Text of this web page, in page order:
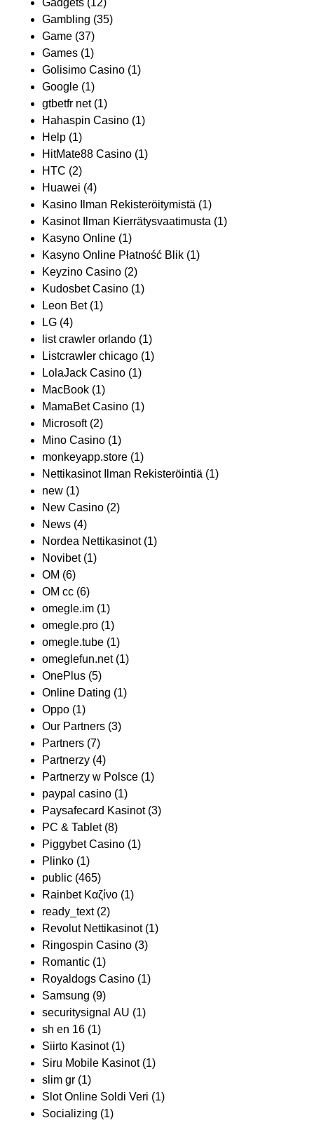
Gadgets (12)
Gambling (35)
Game (37)
Games (1)
Golisimo Casino (1)
Google (1)
gtbetfr net(1)
Hahaspin Casino (1)
Help (1)
HitMate88 Casino (1)
HTC (2)
Huawei (4)
Kasino Ilman Rekisteröitymistä (1)
Kasinot Ilman Kierrätysvaatimusta (1)
Kasyno Online (1)
Kasyno Online Płatność Blik (1)
Keyzino Casino (2)
Kudosbet Casino (1)
Leon Bet(1)
LG (4)
list crawler orlando (1)
Listcrawler chicago (1)
LolaJack Casino (1)
MacBook (1)
MamaBet Casino (1)
Microsoft(2)
Mino Casino (1)
monkeyapp.store (1)
Nettikasinot Ilman Rekisteröintiä (1)
new (1)
New Casino (2)
News (4)
Nordea Nettikasinot(1)
Novibet(1)
OM (6)
OM cc (6)
omegle.im (1)
omegle.pro (1)
omegle.tube (1)
omeglefun.net(1)
OnePlus (5)
Online Dating (1)
Oppo (1)
Our Partners (3)
Partners (7)
Partnerzy (4)
Partnerzy w Polsce (1)
paypal casino (1)
Paysafecard Kasinot(3)
PC & Tablet(8)
Piggybet Casino (1)
Plinko (1)
public (465)
Rainbet Καζίνο (1)
ready_text(2)
Revolut Nettikasinot(1)
Ringospin Casino (3)
Romantic (1)
Royaldogs Casino (1)
Samsung (9)
securitysignal AU (1)
sh en 16 (1)
Siirto Kasinot(1)
Siru Mobile Kasinot(1)
slim gr (1)
Slot Online Soldi Veri (1)
Socializing (1)